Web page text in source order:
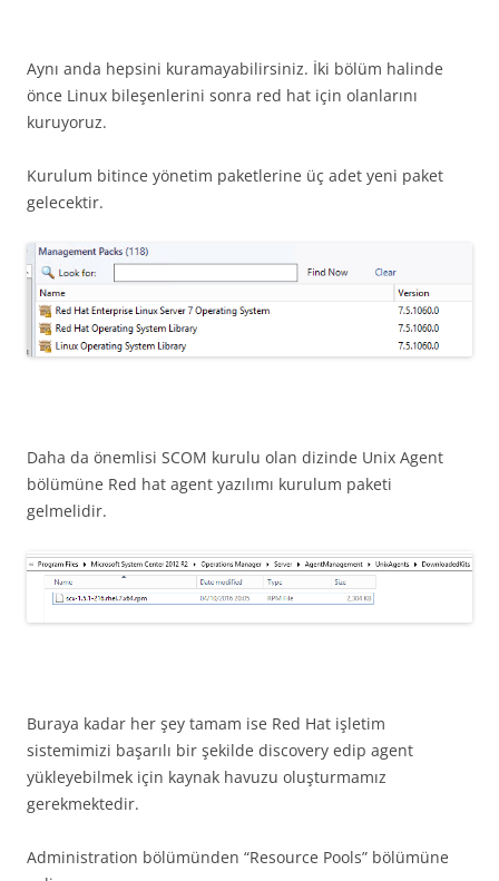
Aynı anda hepsini kuramayabilirsiniz. İki bölüm halinde
önce Linux bileşenlerini sonra red hat için olanlarını
kuruyoruz.
Kurulum bitince yönetim paketlerine üç adet yeni paket
gelecektir.
Daha da önemlisi SCOM kurulu olan dizinde Unix Agent
bölümüne Red hat agent yazılımı kurulum paketi
gelmelidir.
Buraya kadar her şey tamam ise Red Hat işletim
sistemimizi başarılı bir şekilde discovery edip agent
yükleyebilmek için kaynak havuzu oluşturmamız
gerekmektedir.
Administration bölümünden “Resource Pools” bölümüne